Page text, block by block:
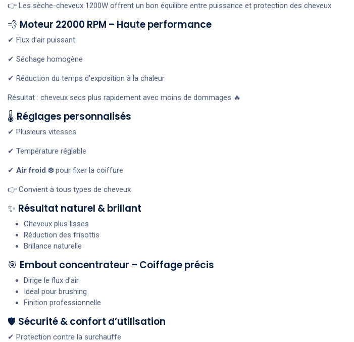
👉 Les sèche-cheveux 1200W offrent un bon équilibre entre puissance et protection des cheveux
💨 Moteur 22000 RPM – Haute performance
✔ Flux d’air puissant
✔ Séchage homogène
✔ Réduction du temps d’exposition à la chaleur
Résultat : cheveux secs plus rapidement avec moins de dommages 🔥
🌡 Réglages personnalisés
✔ Plusieurs vitesses
✔ Température réglable
✔ Air froid ❄️ pour fixer la coiffure
👉 Convient à tous types de cheveux
✨ Résultat naturel & brillant
Cheveux plus lisses
Réduction des frisottis
Brillance naturelle
🎯 Embout concentrateur – Coiffage précis
Dirige le flux d’air
Idéal pour brushing
Finition professionnelle
🛡 Sécurité & confort d’utilisation
✔ Protection contre la surchauffe